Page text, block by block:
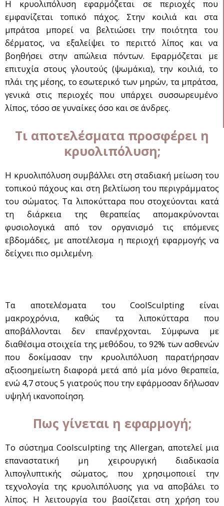
Η κρυολιπόλυση εφαρμόζεται σε περιοχές που
εμφανίζεται τοπικό πάχος. Στην κοιλιά και στα
μπράτσα μπορεί να βελτιώσει την ποιότητα του
δέρματος, να εξαλείψει το περιττό λίπος και να
βοηθήσει στην απώλεια πόντων. Εφαρμόζεται με
επιτυχία στους γλουτούς (ψωμάκια), την κοιλιά, το
πλάι της μέσης, το εσωτερικό των μηρών, τα μπράτσα,
γενικά στις περιοχές που υπάρχει συσσωρευμένο
λίπος, τόσο σε γυναίκες όσο και σε άνδρες.
Τι αποτελέσματα προσφέρει η
κρυολιπόλυση;
Η κρυολιπόλυση συμβάλλει στη σταδιακή μείωση του
τοπικού πάχους και στη βελτίωση του περιγράμματος
του σώματος. Τα λιποκύτταρα που στοχεύονται κατά
τη διάρκεια της θεραπείας απομακρύνονται
φυσιολογικά από τον οργανισμό τις επόμενες
εβδομάδες, με αποτέλεσμα η περιοχή εφαρμογής να
δείχνει πιο σμιλεμένη.
Τα αποτελέσματα του CoolSculpting είναι
μακροχρόνια, καθώς τα λιποκύτταρα που
αποβάλλονται δεν επανέρχονται. Σύμφωνα με
διαθέσιμα στοιχεία της μεθόδου, το 92% των ασθενών
που δοκίμασαν την κρυολιπόλυση παρατήρησαν
αξιοσημείωτη διαφορά μετά από μία μόνο θεραπεία,
ενώ 4,7 στους 5 γιατρούς που την εφάρμοσαν δήλωσαν
υψηλή ικανοποίηση.
Πως γίνεται η εφαρμογή;
Το σύστημα Coolsculpting της Allergan, αποτελεί μια
επαναστατική μη χειρουργική διαδικασία
λιπογλυπτικής σώματος, που χρησιμοποιεί την
τεχνολογία της κρυολιπόλυσης για να αποβάλει το
λίπος. Η λειτουργία του βασίζεται στη χρήση του